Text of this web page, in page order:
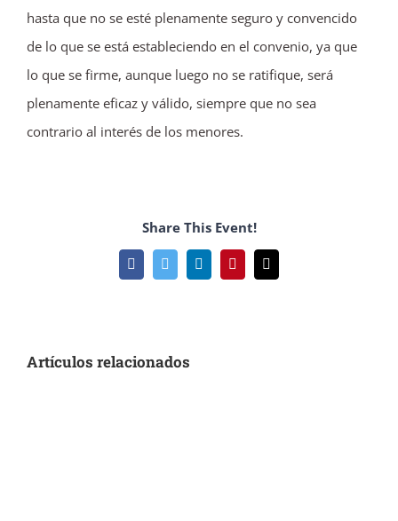
hasta que no se esté plenamente seguro y convencido
de lo que se está estableciendo en el convenio, ya que
lo que se firme, aunque luego no se ratifique, será
plenamente eficaz y válido, siempre que no sea
contrario al interés de los menores.
Share This Event!
FacebookTwitterLinkedInPinterestCorreo
electrónico
Artículos relacionados